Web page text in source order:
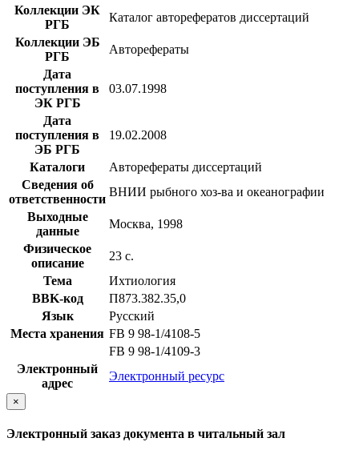
Коллекции ЭК
РГБ
Каталог авторефератов диссертаций
Коллекции ЭБ
РГБ
Авторефераты
Дата
поступления в
ЭК РГБ
03.07.1998
Дата
поступления в
ЭБ РГБ
19.02.2008
Каталоги
Авторефераты диссертаций
Сведения об
ответственности
ВНИИ рыбного хоз-ва и океанографии
Выходные
данные
Москва, 1998
Физическое
описание
23 с.
Тема
Ихтиология
BBK-код
П873.382.35,0
Язык
Русский
Места хранения FB 9 98-1/4108-5
FB 9 98-1/4109-3
Электронный
адрес
Электронный ресурс
×
Электронный заказ документа в читальный зал